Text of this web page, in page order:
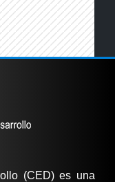
(CED) es una